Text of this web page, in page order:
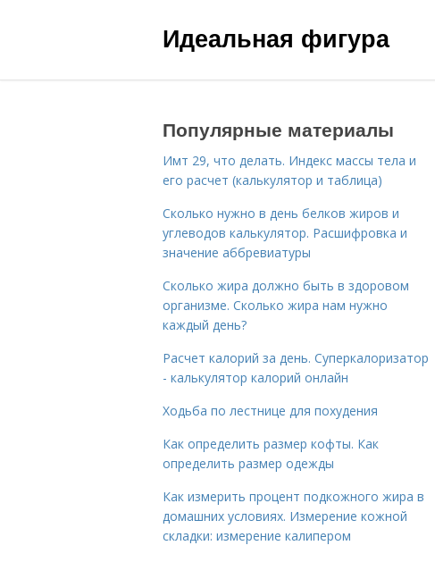
Идеальная фигура
Популярные материалы
Имт 29, что делать. Индекс массы тела и
его расчет (калькулятор и таблица)
Сколько нужно в день белков жиров и
углеводов калькулятор. Расшифровка и
значение аббревиатуры
Сколько жира должно быть в здоровом
организме. Сколько жира нам нужно
каждый день?
Расчет калорий за день. Суперкалоризатор
- калькулятор калорий онлайн
Ходьба по лестнице для похудения
Как определить размер кофты. Как
определить размер одежды
Как измерить процент подкожного жира в
домашних условиях. Измерение кожной
складки: измерение калипером